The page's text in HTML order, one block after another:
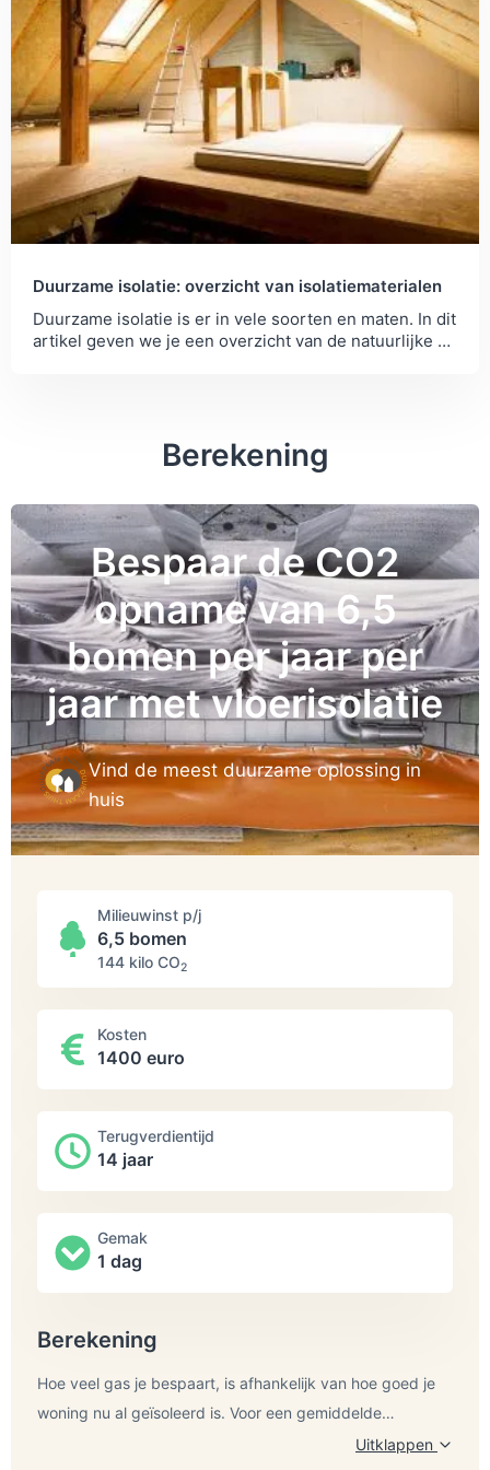
Duurzame isolatie: overzicht van isolatiematerialen
Duurzame isolatie is er in vele soorten en maten. In dit
artikel geven we je een overzicht van de natuurlijke en
Berekening
Bespaar de CO2
opname van 6,5
bomen per jaar per
jaar met vloerisolatie
Vind de meest duurzame oplossing in
huis
Milieuwinst p/j
6,5 bomen
144 kilo СО2
Kosten
1400 euro
Terugverdientijd
14 jaar
Gemak
1 dag
Berekening
Hoe veel gas je bespaart, is afhankelijk van hoe goed je
woning nu al geïsoleerd is. Voor een gemiddelde
Nederlandse tussenwoning komt de besparing neer op
Uitklappen